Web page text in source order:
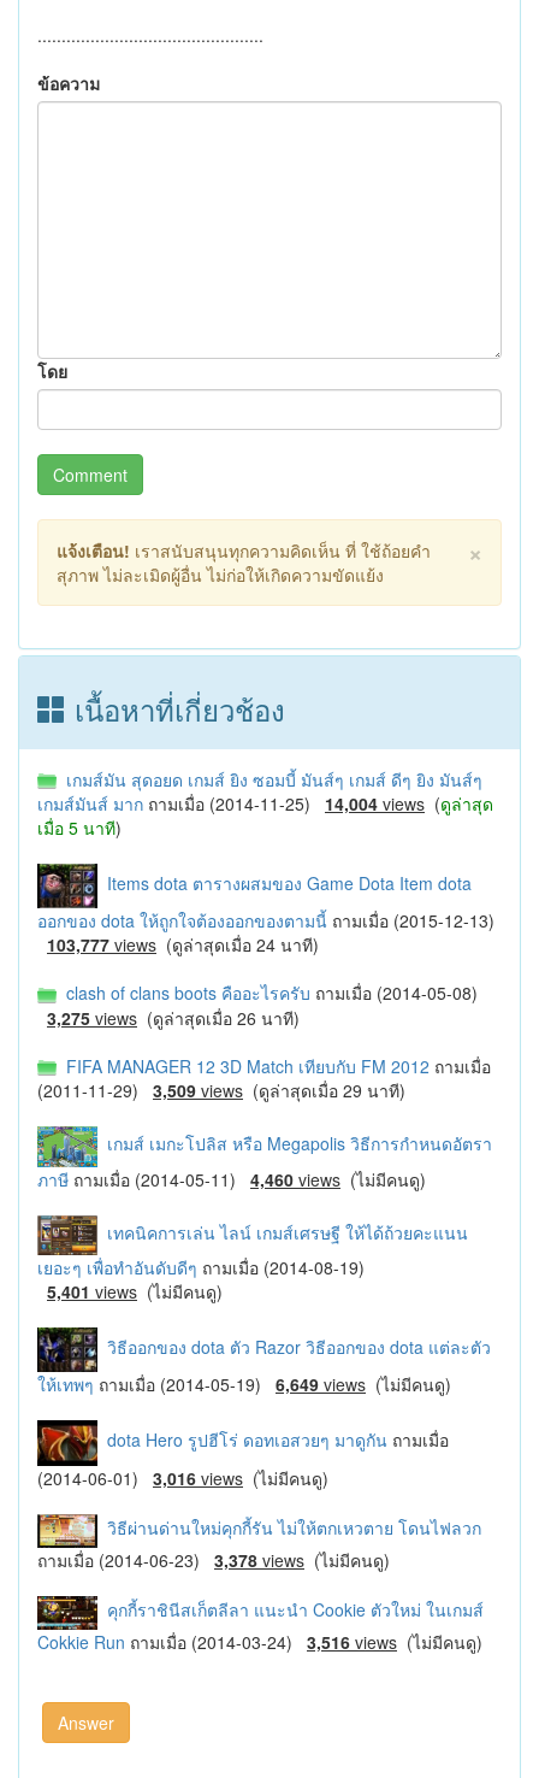
...............................................
ข้อความ
โดย
Comment
×
แจ้งเตือน! เราสนับสนุนทุกความคิดเห็น ที่ ใช้ถ้อยคำ
สุภาพ ไม่ละเมิดผู้อื่น ไม่ก่อให้เกิดความขัดแย้ง
เนื้อหาที่เกี่ยวช้อง
เกมส์มัน สุดอยด เกมส์ ยิง ซอมบี้ มันส์ๆ เกมส์ ดีๆ ยิง มันส์ๆ
เกมส์มันส์ มาก ถามเมื่อ (2014-11-25) 14,004 views (ดูล่าสุด
เมื่อ 5 นาที)
Items dota ตารางผสมของ Game Dota Item dota
ออกของ dota ให้ถูกใจต้องออกของตามนี้ ถามเมื่อ (2015-12-13)
103,777 views (ดูล่าสุดเมื่อ 24 นาที)
clash of clans boots คืออะไรครับ ถามเมื่อ (2014-05-08)
3,275 views (ดูล่าสุดเมื่อ 26 นาที)
FIFA MANAGER 12 3D Match เทียบกับ FM 2012 ถามเมื่อ
(2011-11-29) 3,509 views (ดูล่าสุดเมื่อ 29 นาที)
เกมส์ เมกะโปลิส หรือ Megapolis วิธีการกำหนดอัตรา
ภาษี ถามเมื่อ (2014-05-11) 4,460 views (ไม่มีคนดู)
เทคนิคการเล่น ไลน์ เกมส์เศรษฐี ให้ได้ถ้วยคะแนน
เยอะๆ เพื่อทำอันดับดีๆ ถามเมื่อ (2014-08-19)
5,401 views (ไม่มีคนดู)
วิธีออกของ dota ตัว Razor วิธีออกของ dota แต่ละตัว
ให้เทพๆ ถามเมื่อ (2014-05-19) 6,649 views (ไม่มีคนดู)
dota Hero รูปฮีโร่ ดอทเอสวยๆ มาดูกัน ถามเมื่อ
(2014-06-01) 3,016 views (ไม่มีคนดู)
วิธีผ่านด่านใหม่คุกกี้รัน ไม่ให้ตกเหวตาย โดนไฟลวก
ถามเมื่อ (2014-06-23) 3,378 views (ไม่มีคนดู)
คุกกี้ราชินีสเก็ตลีลา แนะนำ Cookie ตัวใหม่ ในเกมส์
Cokkie Run ถามเมื่อ (2014-03-24) 3,516 views (ไม่มีคนดู)